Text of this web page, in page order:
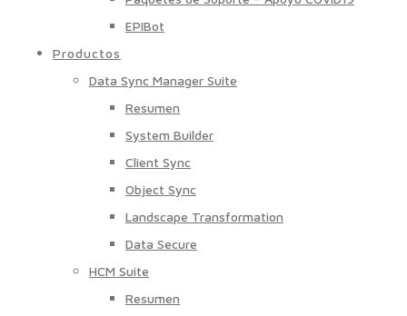
EPIBot
Productos
Data Sync Manager Suite
Resumen
System Builder
Client Sync
Object Sync
Landscape Transformation
Data Secure
HCM Suite
Resumen